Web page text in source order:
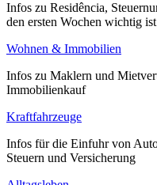
Infos zu Residência,
den ersten Wochen wichtig
Wohnen & Immobilien
Infos zu Maklern und
Immobilienkauf
Kraftfahrzeuge
Infos für die Einfuhr von
Steuern und Versicherung